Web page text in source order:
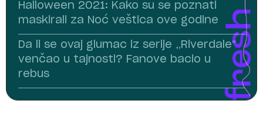
Halloween 2021: Kako su se poznati
maskirali za Noć veštica ove godine
Da li se ovaj glumac iz serije „Riverdale“
venčao u tajnosti? Fanove bacio u
rebus